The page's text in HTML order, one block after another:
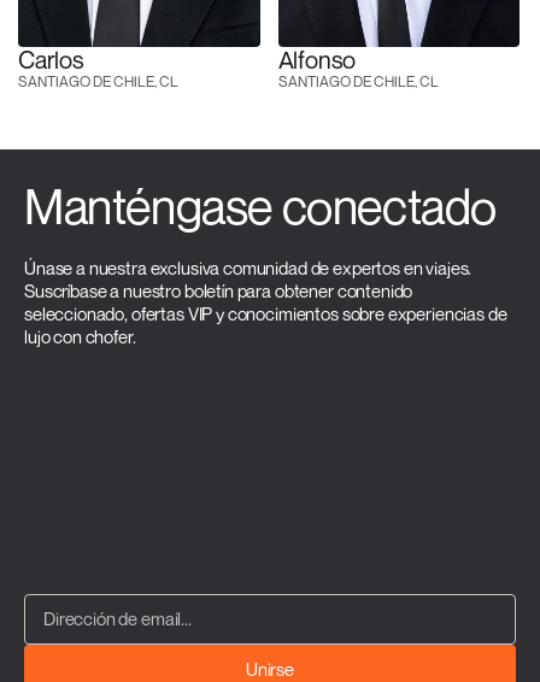
Carlos
SANTIAGO DE CHILE, CL
Alfonso
SANTIAGO DE CHILE, CL
Manténgase conectado
Únase a nuestra exclusiva comunidad de expertos en viajes.
Suscríbase a nuestro boletín para obtener contenido
seleccionado, ofertas VIP y conocimientos sobre experiencias de
lujo con chofer.
Unirse